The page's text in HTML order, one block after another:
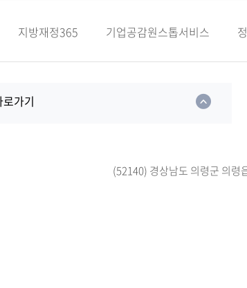
지방재정365 기업공감원스톱서비스
가기
(52140) 경상남도 의령군 의령